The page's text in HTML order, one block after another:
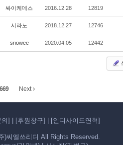
싸이케데스 2016.12.28 12819
시라노 2018.12.27 12746
snowee 2020.04.05 12442
669 Next
] [후원창구] [인디사이드연혁]
)씨엘쓰리디 All Rights Reserved.